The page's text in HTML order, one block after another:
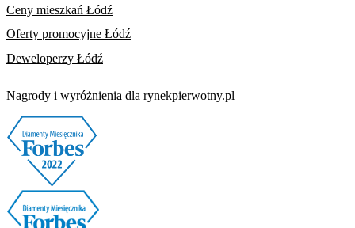
Ceny mieszkań Łódź
Oferty promocyjne Łódź
Deweloperzy Łódź
Nagrody i wyróżnienia dla rynekpierwotny.pl